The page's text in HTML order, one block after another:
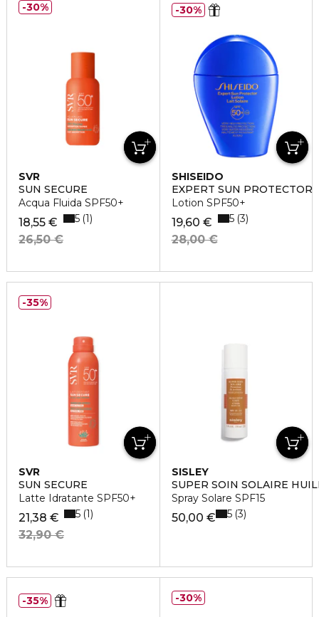
SVR
SUN SECURE
Acqua Fluida SPF50+
18,55 €
26,50 €
5 1
30%
SHISEIDO
EXPERT SUN PROTECTOR
Lotion SPF50+
19,60 €
28,00 €
5 3
30%
SVR
SUN SECURE
Latte Idratante SPF50+
21,38 €
32,90 €
5 1
35%
SISLEY
SUPER SOIN SOLAIRE
Spray Solare SPF15
50,00 € 5 3
35% 30%